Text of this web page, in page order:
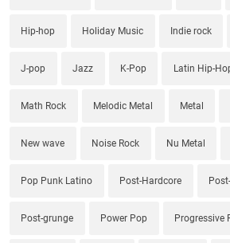
Hip-hop Holiday Music Indie rock
J-pop Jazz K-Pop Latin Hip-
Math Rock Melodic Metal Metal
New wave Noise Rock Nu Metal
Pop Punk Latino Post-Hardcore
Post-grunge Power Pop Progressive